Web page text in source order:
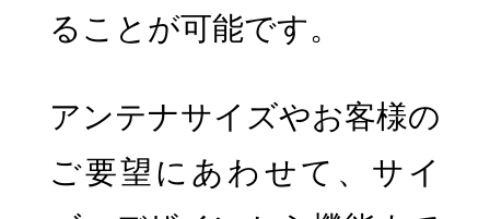
ることが可能です。
アンテナサイズやお客様の
ご要望にあわせて、サイ